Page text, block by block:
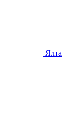
Ялта